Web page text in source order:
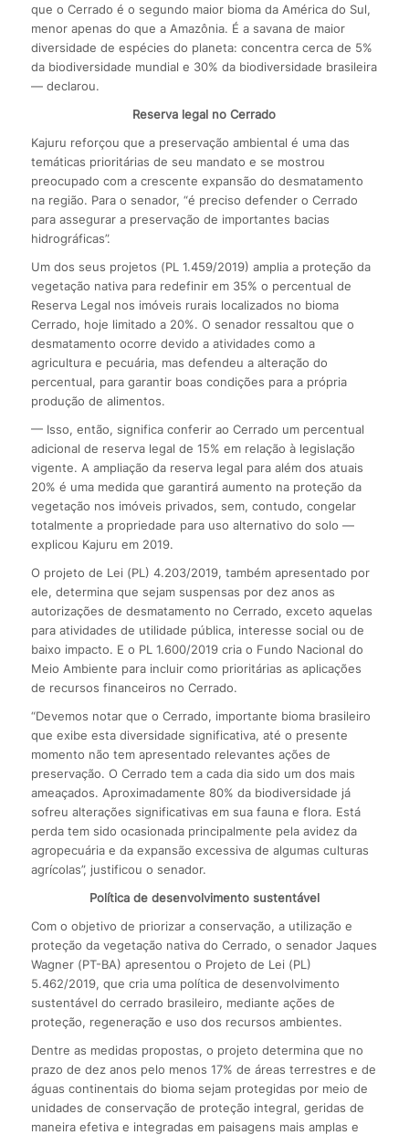
que o Cerrado é o segundo maior bioma da América do Sul,
menor apenas do que a Amazônia. É a savana de maior
diversidade de espécies do planeta: concentra cerca de 5%
da biodiversidade mundial e 30% da biodiversidade brasileira
— declarou.
Reserva legal no Cerrado
Kajuru reforçou que a preservação ambiental é uma das
temáticas prioritárias de seu mandato e se mostrou
preocupado com a crescente expansão do desmatamento
na região. Para o senador, “é preciso defender o Cerrado
para assegurar a preservação de importantes bacias
hidrográficas”.
Um dos seus projetos (PL 1.459/2019) amplia a proteção da
vegetação nativa para redefinir em 35% o percentual de
Reserva Legal nos imóveis rurais localizados no bioma
Cerrado, hoje limitado a 20%. O senador ressaltou que o
desmatamento ocorre devido a atividades como a
agricultura e pecuária, mas defendeu a alteração do
percentual, para garantir boas condições para a própria
produção de alimentos.
— Isso, então, significa conferir ao Cerrado um percentual
adicional de reserva legal de 15% em relação à legislação
vigente. A ampliação da reserva legal para além dos atuais
20% é uma medida que garantirá aumento na proteção da
vegetação nos imóveis privados, sem, contudo, congelar
totalmente a propriedade para uso alternativo do solo —
explicou Kajuru em 2019.
O projeto de Lei (PL) 4.203/2019, também apresentado por
ele, determina que sejam suspensas por dez anos as
autorizações de desmatamento no Cerrado, exceto aquelas
para atividades de utilidade pública, interesse social ou de
baixo impacto. E o PL 1.600/2019 cria o Fundo Nacional do
Meio Ambiente para incluir como prioritárias as aplicações
de recursos financeiros no Cerrado.
“Devemos notar que o Cerrado, importante bioma brasileiro
que exibe esta diversidade significativa, até o presente
momento não tem apresentado relevantes ações de
preservação. O Cerrado tem a cada dia sido um dos mais
ameaçados. Aproximadamente 80% da biodiversidade já
sofreu alterações significativas em sua fauna e flora. Está
perda tem sido ocasionada principalmente pela avidez da
agropecuária e da expansão excessiva de algumas culturas
agrícolas”, justificou o senador.
Política de desenvolvimento sustentável
Com o objetivo de priorizar a conservação, a utilização e
proteção da vegetação nativa do Cerrado, o senador Jaques
Wagner (PT-BA) apresentou o Projeto de Lei (PL)
5.462/2019, que cria uma política de desenvolvimento
sustentável do cerrado brasileiro, mediante ações de
proteção, regeneração e uso dos recursos ambientes.
Dentre as medidas propostas, o projeto determina que no
prazo de dez anos pelo menos 17% de áreas terrestres e de
águas continentais do bioma sejam protegidas por meio de
unidades de conservação de proteção integral, geridas de
maneira efetiva e integradas em paisagens mais amplas e